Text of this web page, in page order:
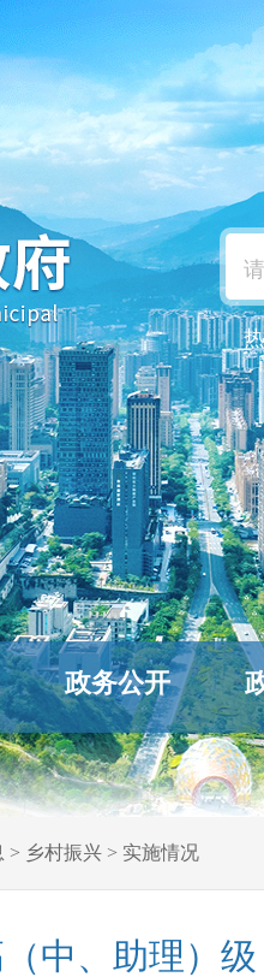
政务公开
> 乡村振兴> 实施情况
中、助理）